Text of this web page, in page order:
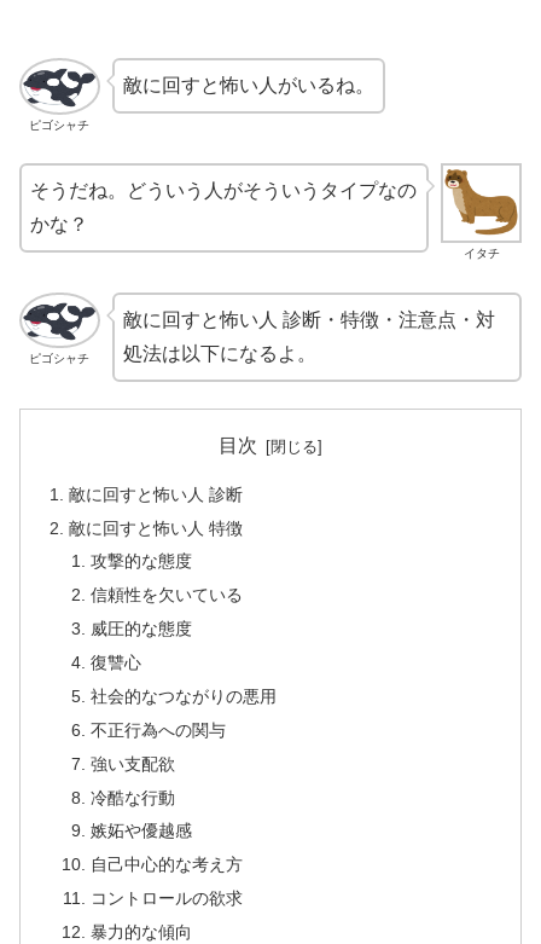
ピゴシャチ
敵に回すと怖い人がいるね。
イタチ
そうだね。どういう人がそういうタイプなの
かな？
ピゴシャチ
敵に回すと怖い人 診断・特徴・注意点・対
処法は以下になるよ。
目次
敵に回すと怖い人 診断
敵に回すと怖い人 特徴
攻撃的な態度
信頼性を欠いている
威圧的な態度
復讐心
社会的なつながりの悪用
不正行為への関与
強い支配欲
冷酷な行動
嫉妬や優越感
自己中心的な考え方
コントロールの欲求
暴力的な傾向